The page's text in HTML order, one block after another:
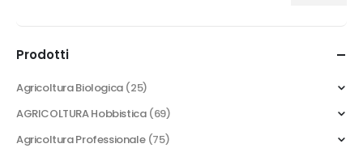
Prodotti
Agricoltura Biologica (25)
AGRICOLTURA Hobbistica (69)
Agricoltura Professionale (75)